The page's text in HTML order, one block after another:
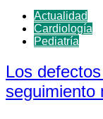
Actualidad
Cardiología
Pediatría
Los
seguimiento